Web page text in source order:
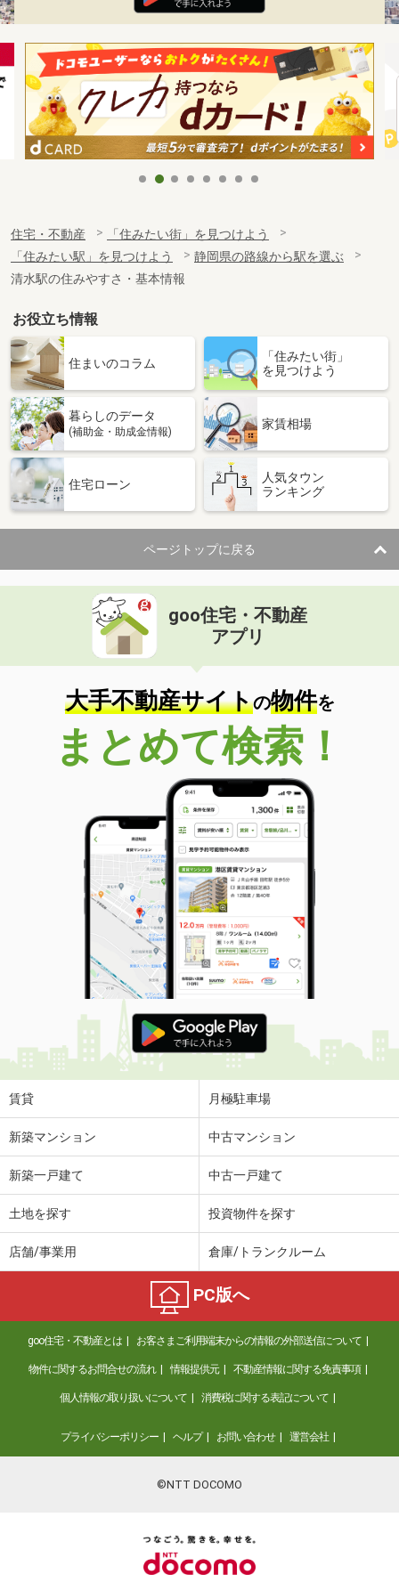
住宅・不動産
「住みたい街」を見つけよう
「住みたい駅」を見つけよう
静岡県の路線から駅を選ぶ
清水駅の住みやすさ・基本情報
お役立ち情報
住まいのコラム
「住みたい街」
を見つけよう
暮らしのデータ
(補助金・助成金情報)
家賃相場
住宅ローン
人気タウン
ランキング
ページトップに戻る
goo住宅・不動産
アプリ
大手不動産サイトの物件を
まとめて検索！
賃貸 月極駐車場
新築マンション 中古マンション
新築一戸建て 中古一戸建て
土地を探す 投資物件を探す
店舗/事業用 倉庫/トランクルーム
PC版へ
goo住宅・不動産とは お客さまご利用端末からの情報の外部送信について
物件に関するお問合せの流れ 情報提供元 不動産情報に関する免責事項
個人情報の取り扱いについて 消費税に関する表記について
プライバシーポリシー ヘルプ お問い合わせ 運営会社
©NTT DOCOMO